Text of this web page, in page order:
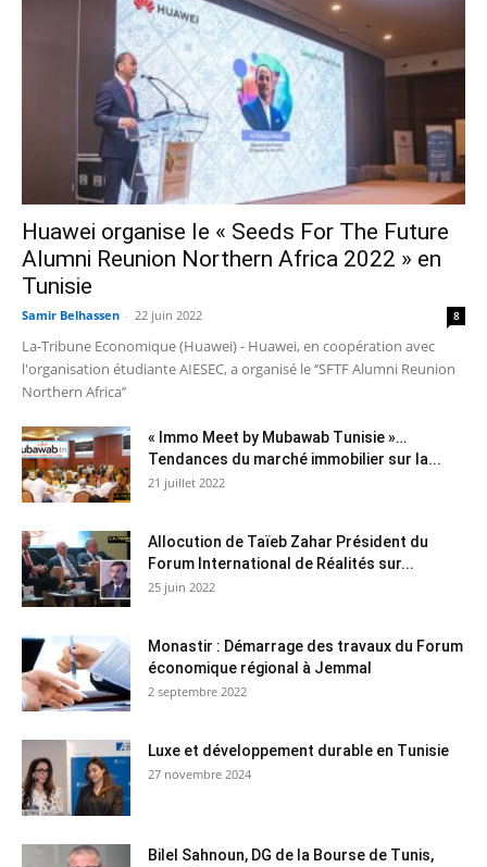
Huawei organise le « Seeds For The Future
Alumni Reunion Northern Africa 2022 » en
Tunisie
Samir Belhassen - 22 juin 2022 8
La-Tribune Economique (Huawei) - Huawei, en coopération avec
l'organisation étudiante AIESEC, a organisé le ‘’SFTF Alumni Reunion
Northern Africa’’
« Immo Meet by Mubawab Tunisie »…
Tendances du marché immobilier sur la...
21 juillet 2022
Allocution de Taïeb Zahar Président du
Forum International de Réalités sur...
25 juin 2022
Monastir : Démarrage des travaux du Forum
économique régional à Jemmal
2 septembre 2022
Luxe et développement durable en Tunisie
27 novembre 2024
Bilel Sahnoun, DG de la Bourse de Tunis,